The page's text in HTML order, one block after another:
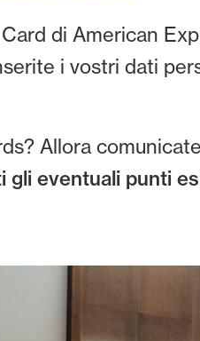
di American
i vostri dati
Allora
gli eventuali punti